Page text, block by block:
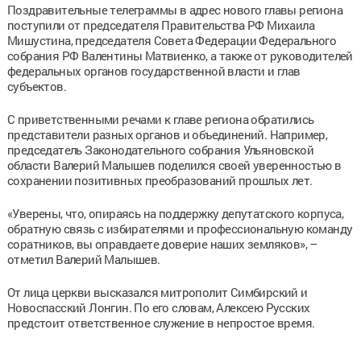
Поздравительные телеграммы в адрес нового главы региона
поступили от председателя Правительства РФ Михаила
Мишустина, председателя Совета Федерации Федерального
собрания РФ Валентины Матвиенко, а также от руководителей
федеральных органов государственной власти и глав
субъектов.
С приветственными речами к главе региона обратились
представители разных органов и объединений. Например,
председатель Законодательного собрания Ульяновской
области Валерий Малышев поделился своей уверенностью в
сохранении позитивных преобразований прошлых лет.
«Уверены, что, опираясь на поддержку депутатского корпуса,
обратную связь с избирателями и профессиональную команду
соратников, вы оправдаете доверие наших земляков», –
отметил Валерий Малышев.
От лица церкви высказался митрополит Симбирский и
Новоспасский Лонгин. По его словам, Алексею Русских
предстоит ответственное служение в непростое время.